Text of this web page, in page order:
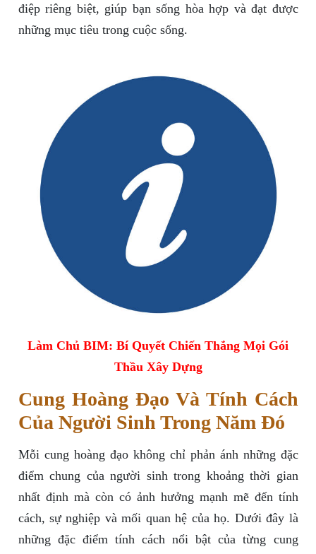
điệp riêng biệt, giúp bạn sống hòa hợp và đạt được
những mục tiêu trong cuộc sống.
Làm Chủ BIM: Bí Quyết Chiến Thắng Mọi Gói
Thầu Xây Dựng
Cung Hoàng Đạo Và Tính Cách
Của Người Sinh Trong Năm Đó
Mỗi cung hoàng đạo không chỉ phản ánh những đặc
điểm chung của người sinh trong khoảng thời gian
nhất định mà còn có ảnh hưởng mạnh mẽ đến tính
cách, sự nghiệp và mối quan hệ của họ. Dưới đây là
những đặc điểm tính cách nổi bật của từng cung